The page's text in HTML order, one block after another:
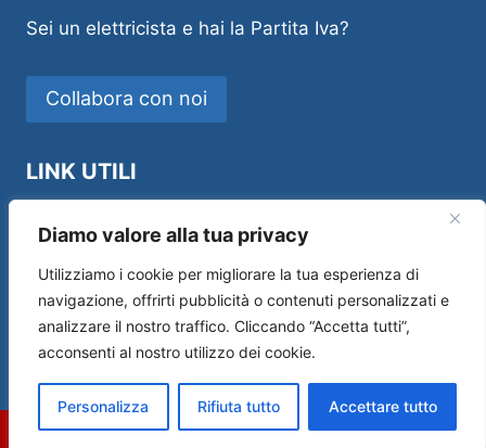
Diamo valore alla tua privacy
Utilizziamo i cookie per migliorare la tua esperienza di
navigazione, offrirti pubblicità o contenuti personalizzati e
analizzare il nostro traffico. Cliccando “Accetta tutti”,
acconsenti al nostro utilizzo dei cookie.
Personalizza Rifiuta tutto Accettare tutto
Sei un elettricista e hai la Partita Iva?
Collabora con noi
LINK UTILI
Sos House Multiservice di Andrea Manfredi –
P.IVA 01554690519 –Privacy Policy
Policy
Chiama Email